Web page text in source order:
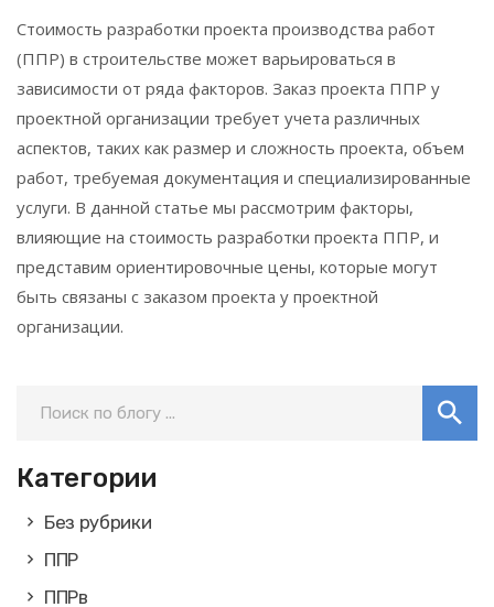
Стоимость разработки проекта производства работ
(ППР) в строительстве может варьироваться в
зависимости от ряда факторов. Заказ проекта ППР у
проектной организации требует учета различных
аспектов, таких как размер и сложность проекта, объем
работ, требуемая документация и специализированные
услуги. В данной статье мы рассмотрим факторы,
влияющие на стоимость разработки проекта ППР, и
представим ориентировочные цены, которые могут
быть связаны с заказом проекта у проектной
организации.
Категории
Без рубрики
ППР
ППРв